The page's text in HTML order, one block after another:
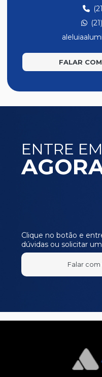
AL66
AL67
FALAR
ENTRE
Clique no botão e
dúvidas ou solicitar
Falar